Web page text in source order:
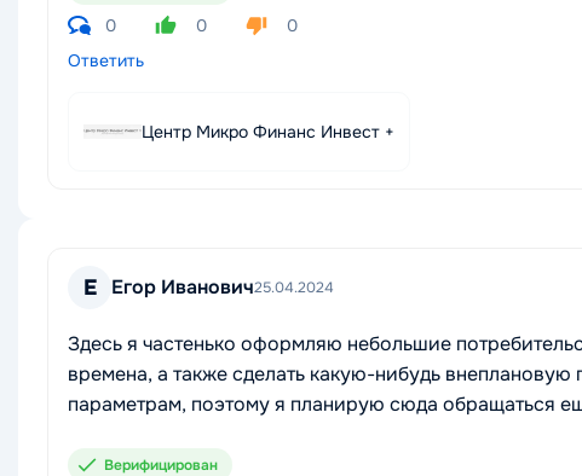
0 0
0
Ответить
Центр Микро Финанс Инвест +
Е Егор Иванович25.04.2024
Здесь я частенько оформляю небольшие
времена, а также сделать какую-нибудь
параметрам, поэтому я планирую сюда обращаться
Верифицирован